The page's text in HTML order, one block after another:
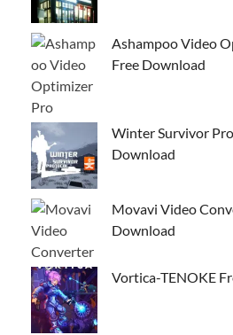
Ashampoo Video
Free Download
Winter Survivor
Download
Movavi Video
Download
Vortica-TENOKE